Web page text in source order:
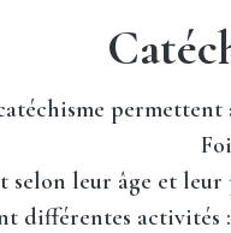
selon leur âge et
différentes activités